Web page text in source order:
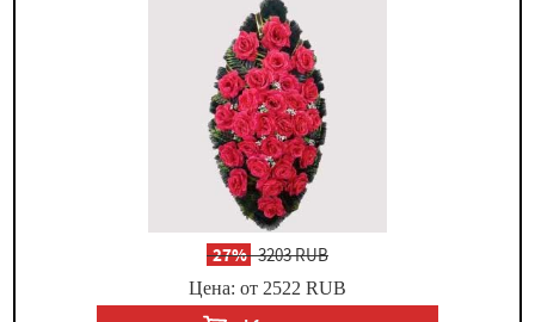
-27%3203 RUB
Цена: от 2522 RUB